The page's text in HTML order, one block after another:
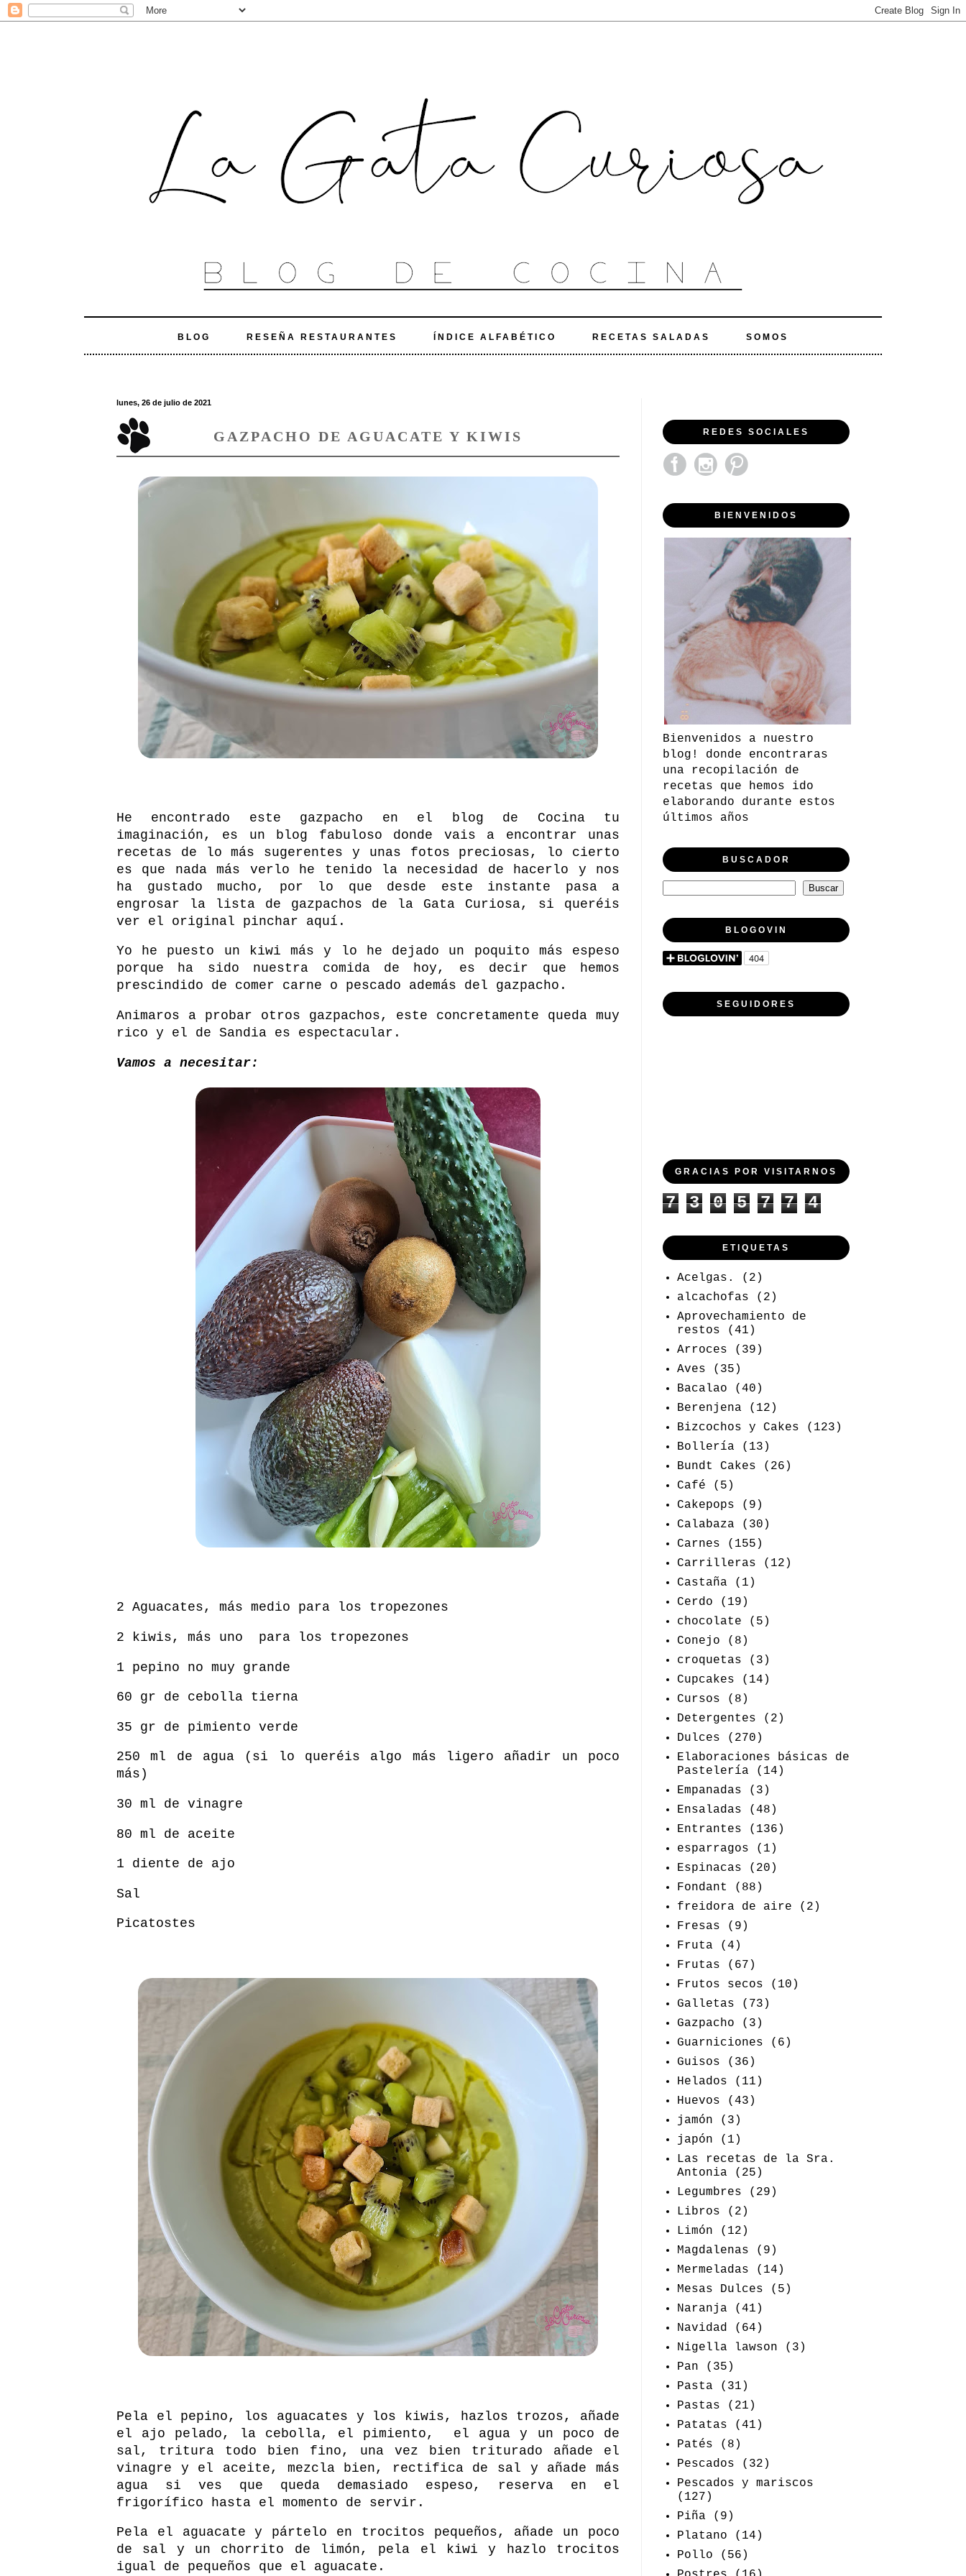
BLOG RESEÑA RESTAURANTES ÍNDICE ALFABÉTICO RECETAS SALADAS SOMOS
lunes, 26 de julio de 2021
GAZPACHO DE AGUACATE Y KIWIS
He encontrado este gazpacho en el blog de Cocina tu
imaginación , es un blog fabuloso donde vais a encontrar unas
recetas de lo más sugerentes y unas fotos preciosas, lo cierto
es que nada más verlo he tenido la necesidad de hacerlo y nos
ha gustado mucho, por lo que desde este instante pasa a
engrosar la lista de gazpachos de la Gata Curiosa, si queréis
ver el original pinchar aquí .
Yo he puesto un kiwi más y lo he dejado un poquito más espeso
porque ha sido nuestra comida de hoy, es decir que hemos
prescindido de comer carne o pescado además del gazpacho.
Animaros a probar otros gazpachos, este concretamente queda muy
rico y el de Sandia es espectacular.
Vamos a necesitar:
2 Aguacates, más medio para los tropezones
2 kiwis, más uno para los tropezones
1 pepino no muy grande
60 gr de cebolla tierna
35 gr de pimiento verde
250 ml de agua (si lo queréis algo más ligero añadir un poco
más)
30 ml de vinagre
80 ml de aceite
1 diente de ajo
Sal
Picatostes
Pela el pepino, los aguacates y los kiwis, hazlos trozos, añade
el ajo pelado, la cebolla, el pimiento,
el agua y un poco de
sal, tritura todo bien fino, una vez bien triturado añade el
vinagre y el aceite, mezcla bien, rectifica de sal y añade más
agua si ves que queda demasiado espeso, reserva en el
frigorífico hasta el momento de servir.
Pela el aguacate y pártelo en trocitos pequeños, añade un poco
de sal y un chorrito de limón, pela el kiwi y hazlo trocitos
igual de pequeños que el aguacate.
REDES SOCIALES
BIENVENIDOS
Bienvenidos a nuestro
blog! donde encontraras
una recopilación de
recetas que hemos ido
elaborando durante estos
últimos años
BUSCADOR
BLOGOVIN
SEGUIDORES
GRACIAS POR VISITARNOS
7 3 0 5 7 7 4
ETIQUETAS
Acelgas.
(2)
alcachofas
(2)
Aprovechamiento de
restos
(41)
Arroces
(39)
Aves
(35)
Bacalao
(40)
Berenjena
(12)
Bizcochos y Cakes
(123)
Bollería
(13)
Bundt Cakes
(26)
Café
(5)
Cakepops
(9)
Calabaza
(30)
Carnes
(155)
Carrilleras
(12)
Castaña
(1)
Cerdo
(19)
chocolate
(5)
Conejo
(8)
croquetas
(3)
Cupcakes
(14)
Cursos
(8)
Detergentes
(2)
Dulces
(270)
Elaboraciones básicas de
Pastelería
(14)
Empanadas
(3)
Ensaladas
(48)
Entrantes
(136)
esparragos
(1)
Espinacas
(20)
Fondant
(88)
freidora de aire
(2)
Fresas
(9)
Fruta
(4)
Frutas
(67)
Frutos secos
(10)
Galletas
(73)
Gazpacho
(3)
Guarniciones
(6)
Guisos
(36)
Helados
(11)
Huevos
(43)
jamón
(3)
japón
(1)
Las recetas de la Sra.
Antonia
(25)
Legumbres
(29)
Libros
(2)
Limón
(12)
Magdalenas
(9)
Mermeladas
(14)
Mesas Dulces
(5)
Naranja
(41)
Navidad
(64)
Nigella lawson
(3)
Pan
(35)
Pasta
(31)
Pastas
(21)
Patatas
(41)
Patés
(8)
Pescados
(32)
Pescados y mariscos
(127)
Piña
(9)
Platano
(14)
Pollo
(56)